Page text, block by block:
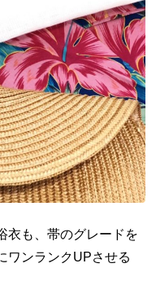
衣も、帯のグレードを
ワンランクUPさせる